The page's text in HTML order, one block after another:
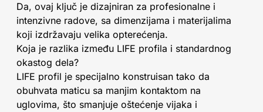
Da, ovaj ključ je dizajniran za profesionalne i
intenzivne radove, sa dimenzijama i materijalima
koji izdržavaju velika opterećenja.
Koja je razlika između LIFE profila i standardnog
okastog dela?
LIFE profil je specijalno konstruisan tako da
obuhvata maticu sa manjim kontaktom na
uglovima, što smanjuje oštećenje vijaka i